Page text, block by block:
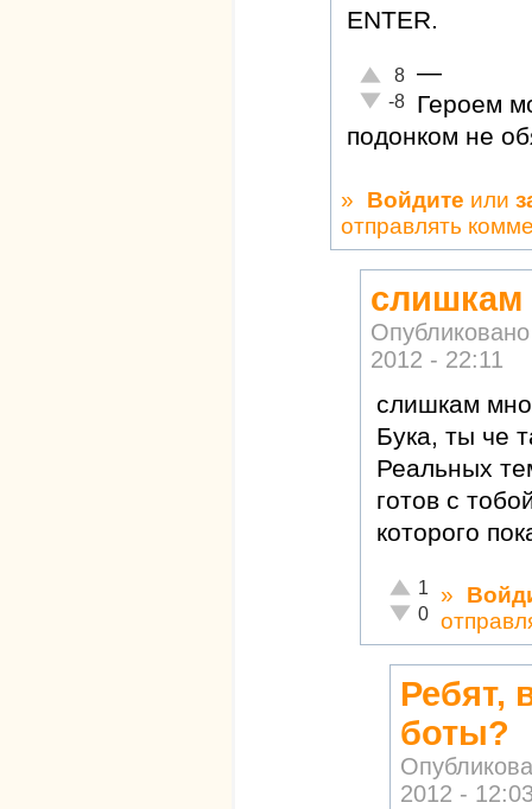
ENTER.
Отлично!
8
Неадекватно!
-8
—
Героем
подонком не
» Войдите или
отправлять
слишкам
2012 - 22:11
слишкам
Бука, ты че
Реальных
готов с
которого
Отлично!
1
Неадекватно!
0
»
Ребят,
боты?
2012 -